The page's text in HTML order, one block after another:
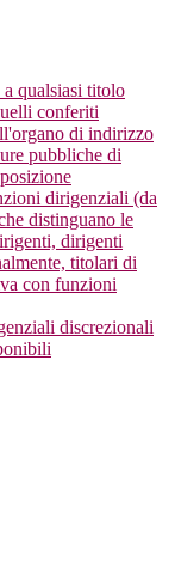
qualsiasi titolo
conferiti
di indirizzo
pubbliche di
dirigenziali (da
distinguano le
dirigenti
titolari di
con funzioni
discrezionali